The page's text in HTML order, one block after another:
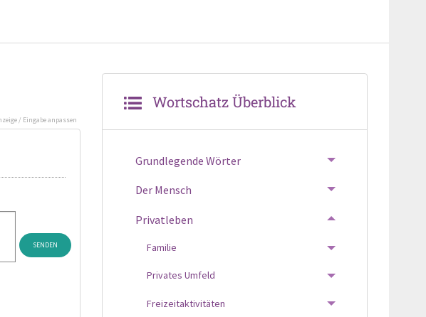
/ Eingabe anpassen
Wortschatz Überblick
Grundlegende Wörter TOGGLE MENU
Der Mensch TOGGLE MENU
Privatleben
TOGGLE MENU
Familie
TOGGLE MENU
Privates Umfeld
TOGGLE MENU
Freizeitaktivitäten
TOGGLE MENU